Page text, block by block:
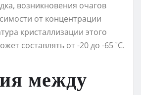
возникновения очагов
от концентрации
кристаллизации этого
составлять от -20 до -65 ˚С.
между